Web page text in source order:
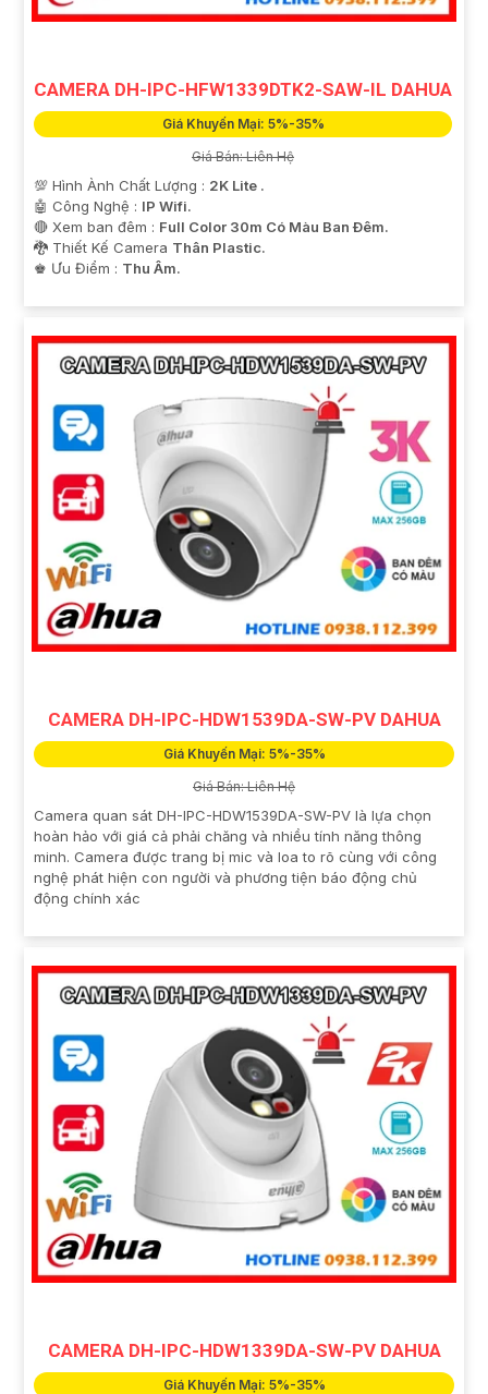
CAMERA DH-IPC-HFW1339DTK2-SAW-IL DAHUA
Giá Khuyến Mại: 5%-35%
Giá Bán: Liên Hệ
💯 Hình Ành Chất Lượng : 2K Lite .
🤖️ Công Nghệ : IP Wifi.
🔴 Xem ban đêm : Full Color 30m Có Màu Ban Ðêm.
🐉️ Thiết Kế Camera Thân Plastic.
️♚ Ưu Điểm : Thu Âm.
CAMERA DH-IPC-HDW1539DA-SW-PV DAHUA
Giá Khuyến Mại: 5%-35%
Giá Bán: Liên Hệ
Camera quan sát DH-IPC-HDW1539DA-SW-PV là lựa chọn
hoàn hảo với giá cả phải chăng và nhiều tính năng thông
minh. Camera được trang bị mic và loa to rõ cùng với công
nghệ phát hiện con người và phương tiện báo động chủ
động chính xác
CAMERA DH-IPC-HDW1339DA-SW-PV DAHUA
Giá Khuyến Mại: 5%-35%